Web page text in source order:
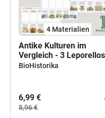
4 Materialien
Antike Kulturen im
Vergleich - 3
Vergleichsblatt mit
BioHistorika
6,99 €
8,96 €